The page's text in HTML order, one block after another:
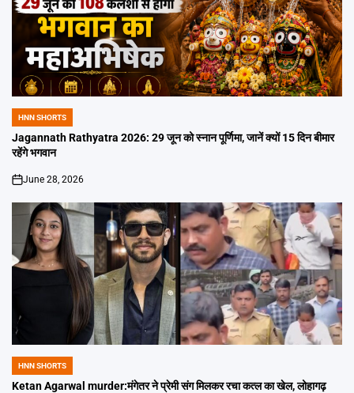
POSTED
IN
HNN SHORTS
Jagannath Rathyatra 2026: 29 जून को स्नान पूर्णिमा, जानें क्यों 15 दिन बीमार
रहेंगे भगवान
on
June 28, 2026
POSTED
IN
HNN SHORTS
Ketan Agarwal murder:मंगेतर ने प्रेमी संग मिलकर रचा कत्ल का खेल, लोहागढ़